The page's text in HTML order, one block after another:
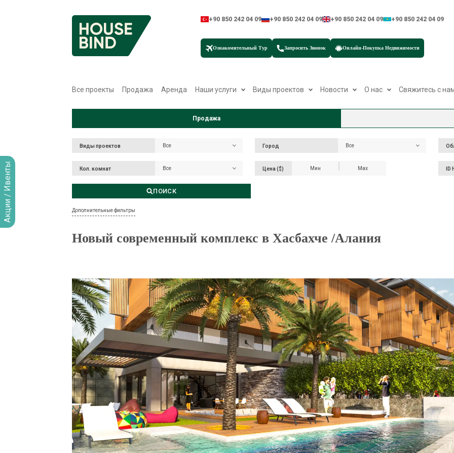
Акции / Ивенты
+90 850 242 04 09 +90 850 242 04 09 +90 850 242 04 09 +90 850 242 04 09
Ознакомительный Тур Запросить Звонок Онлайн-Покупка Недвижимости
Все проекты Продажа Аренда Наши услуги Виды проектов Новости О нас Свяжитесь с
Продажа
Виды проектов Все Город Все
Кол. комнат Все Цена ($)
ПОИСК
Дополнительные фильтры
Виды проектов Все Город Все
Кол. комнат Все Цена ($)
Новый современный комплекс в Хасбахче /Алания